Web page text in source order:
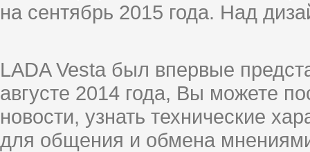
на сентябрь 2015 года. Над
LADA Vesta был впервые
августе 2014 года, Вы можете
новости, узнать технические
для общения и обмена